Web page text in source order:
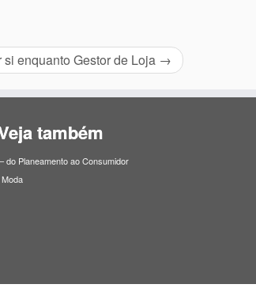
enquanto Gestor de Loja →
também
do Planeamento ao Consumidor